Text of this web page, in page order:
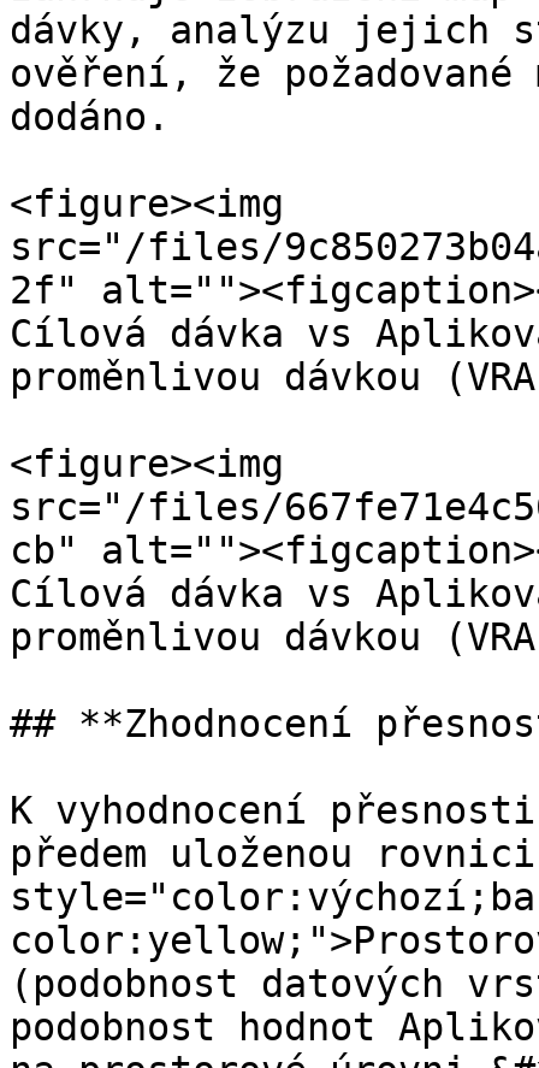
dávky, analýzu jejich
ověření, že
dodáno.
<figure><img
src="/files/
2f"
Cílová dávka vs
proměnlivou dávkou
<figure><img
src="/files/
cb"
Cílová dávka vs
proměnlivou dávkou
## **Zhodnocení
K vyhodnocení
předem uloženou rovnici
(podobnost datových
podobnost hodnot